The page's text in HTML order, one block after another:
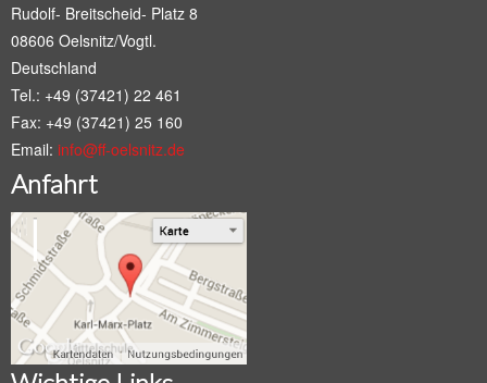
Rudolf- Breitscheid- Platz 8
08606 Oelsnitz/Vogtl.
Deutschland
Tel.: +49 (37421) 22 461
Fax: +49 (37421) 25 160
Email: info@ff-oelsnitz.de
Anfahrt